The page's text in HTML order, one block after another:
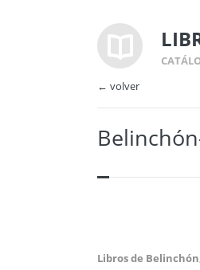
← volver
Libros de